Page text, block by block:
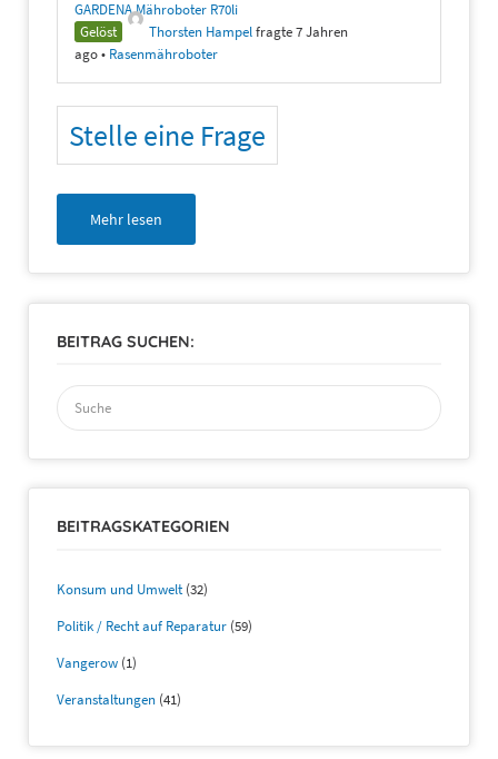
GARDENA Mähroboter R70li
Gelöst
Thorsten Hampelfragte 7 Jahren
ago• Rasenmähroboter
Stelle eine Frage
Mehr lesen
BEITRAG SUCHEN:
Suchen
nach:
BEITRAGSKATEGORIEN
Konsum und Umwelt(32)
Politik / Recht auf Reparatur (59)
Vangerow (1)
Veranstaltungen (41)